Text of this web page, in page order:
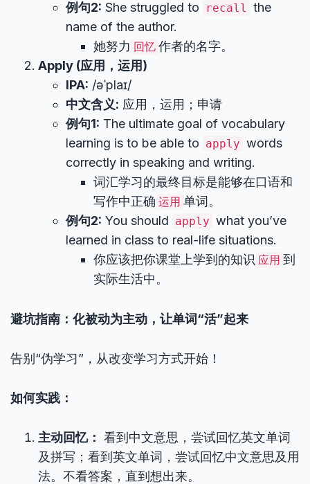
例句2: She struggled to recall the
name of the author.
她努力 回忆 作者的名字。
Apply (应用，运用)
IPA: /əˈplaɪ/
中文含义: 应用，运用；申请
例句1: The ultimate goal of vocabulary
learning is to be able to apply words
correctly in speaking and writing.
词汇学习的最终目标是能够在口语和
写作中正确 运用 单词。
例句2: You should apply what you’ve
learned in class to real-life situations.
你应该把你课堂上学到的知识 应用 到
实际生活中。
避坑指南：化被动为主动，让单词“活”起来
告别“伪学习”，从改变学习方式开始！
如何实践：
主动回忆： 看到中文意思，尝试回忆英文单词
及拼写；看到英文单词，尝试回忆中文意思及用
法。不看答案，直到想出来。